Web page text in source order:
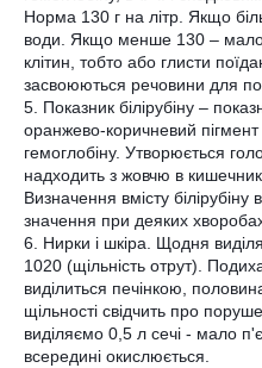
Норма 130 г на літр. Якщо
води. Якщо менше 130 – мало
клітин, тобто або глисти
засвоюються речовини для
5. Показник білірубіну –
оранжево-коричневий
гемоглобіну. Утворюється
надходить з жовчю в
Визначення вмісту білірубіну
значення при деяких
6. Нирки і шкіра. Щодня
1020 (щільність отрут).
виділиться печінкою,
щільності свідчить про
виділяємо 0,5 л сечі - мало
всередині окислюється.